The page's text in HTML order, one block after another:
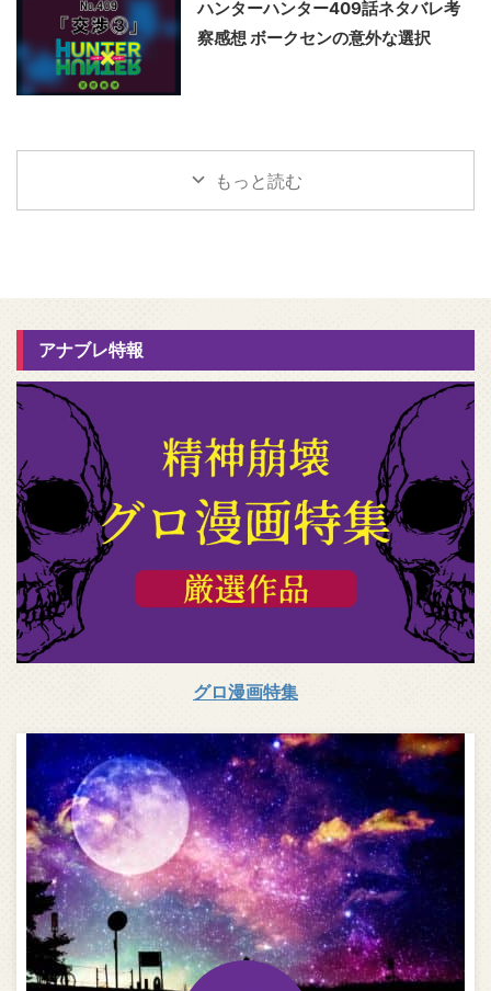
ハンターハンター409話ネタバレ考
察感想 ボークセンの意外な選択
もっと読む
アナブレ特報
グロ漫画特集